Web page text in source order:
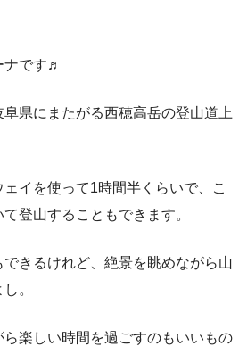
ナです♬
阜県にまたがる西穂高岳の登山道上
イを使って1時間半くらいで、こ
登山することもできます。
できるけれど、絶景を眺めながら山
。
楽しい時間を過ごすのもいいもの